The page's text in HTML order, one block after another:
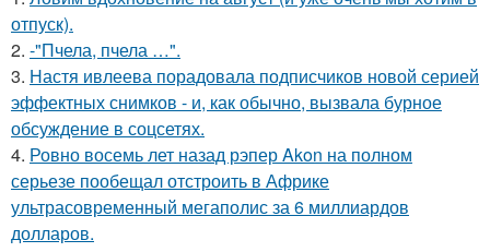
отпуск).
2. -"Пчела, пчела …".
3. Настя ивлеева порадовала подписчиков новой серией
эффектных снимков - и, как обычно, вызвала бурное
обсуждение в соцсетях.
4. Ровно восемь лет назад рэпер Akon на полном
серьезе пообещал отстроить в Африке
ультрасовременный мегаполис за 6 миллиардов
долларов.